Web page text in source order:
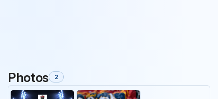
Photos 2